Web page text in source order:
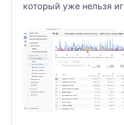
который уже нельзя